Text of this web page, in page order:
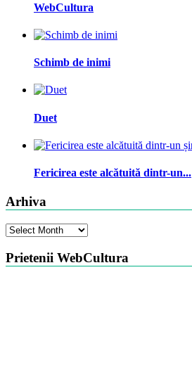
WebCultura
Schimb de inimi
Duet
Fericirea este alcătuită dintr-un...
Arhiva
Arhiva
Prietenii WebCultura